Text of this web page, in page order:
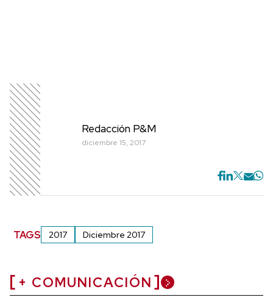
Redacción P&M
diciembre 15, 2017
TAGS 2017 Diciembre 2017
+ COMUNICACIÓN